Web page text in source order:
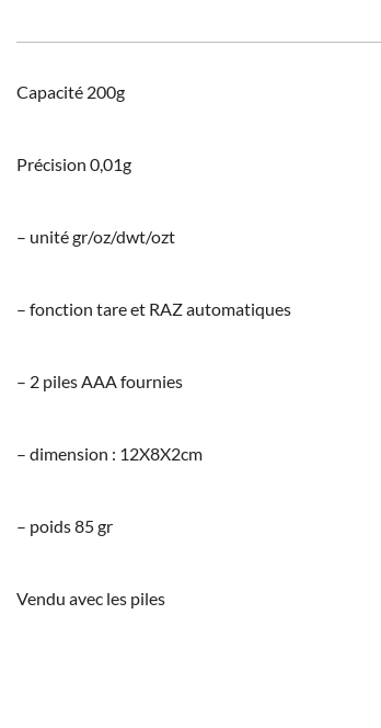
Capacité 200g
Précision 0,01g
– unité gr/oz/dwt/ozt
– fonction tare et RAZ automatiques
– 2 piles AAA fournies
– dimension : 12X8X2cm
– poids 85 gr
Vendu avec les piles